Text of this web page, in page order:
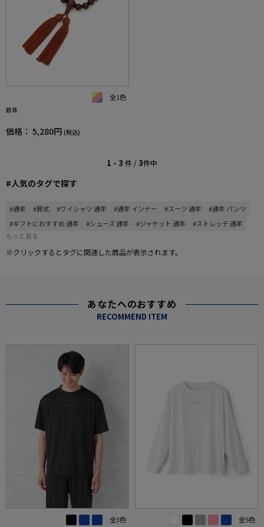
全1色
数珠
価格： 5,280円 (税込)
1 - 3 件 /3件中
#人気のタグで探す
#通年 #葬式 #ワイシャツ 通年 #通年 インナー #スーツ 通年
#通年 パンツ
#ギフトにおすすめ 通年
#シューズ 通年 #ジャケット 通年
#ストレッチ 通年
もっと見る
※クリックするとタグに関連した商品が表示されます。
あなたへのおすすめ
RECOMMEND ITEM
全3色 全5色